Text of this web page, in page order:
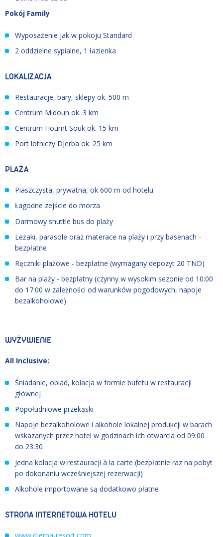
Pokój Family
Wyposażenie jak w pokoju Standard
2 oddzielne sypialne, 1 łazienka
LOKALIZACJA
Restauracje, bary, sklepy ok. 500 m
Centrum Midoun ok. 3 km
Centrum Houmt Souk ok. 15 km
Port lotniczy Djerba ok. 25 km
PLAŻA
Piaszczysta, prywatna, ok 600 m od hotelu
Łagodne zejście do morza
Darmowy shuttle bus do plaży
Leżaki, parasole oraz materace na plaży i przy basenach -
bezpłatne
Ręczniki plażowe - bezpłatne (wymagany depozyt 20 TND)
Bar na plaży - bezpłatny (czynny w wysokim sezonie od 10:00
do 17:00 w zależności od warunków pogodowych, napoje
bezalkoholowe)
WYŻYWIENIE
All Inclusive:
Śniadanie, obiad, kolacja w formie bufetu w restauracji
głównej
Popołudniowe przekąski
Napoje bezalkoholowe i alkohole lokalnej produkcji w barach
wskazanych przez hotel w godzinach ich otwarcia od 09:00
do 23:30
Jedna kolacja w restauracji à la carte (bezpłatnie raz na pobyt
po dokonaniu wcześniejszej rezerwacji)
Alkohole importowane są dodatkowo płatne
STRONA INTERNETOWA HOTELU